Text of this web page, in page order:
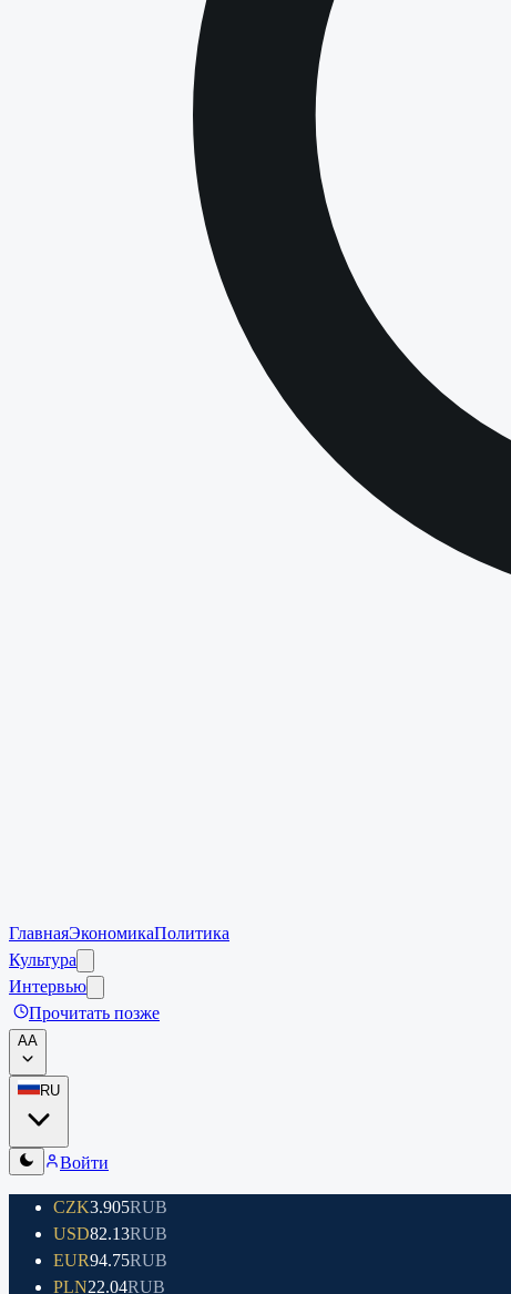
ГлавнаяЭкономикаПолитика
Культура
Интервью
Прочитать позже
AA
RU
Войти
CZK3.905RUB
USD82.13RUB
EUR94.75RUB
PLN22.04RUB